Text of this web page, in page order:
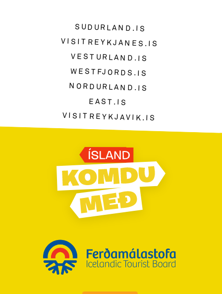
SUDURLAND.IS
VISITREYKJANES.IS
VESTURLAND.IS
WESTFJORDS.IS
NORDURLAND.IS
EAST.IS
VISITREYKJAVIK.IS